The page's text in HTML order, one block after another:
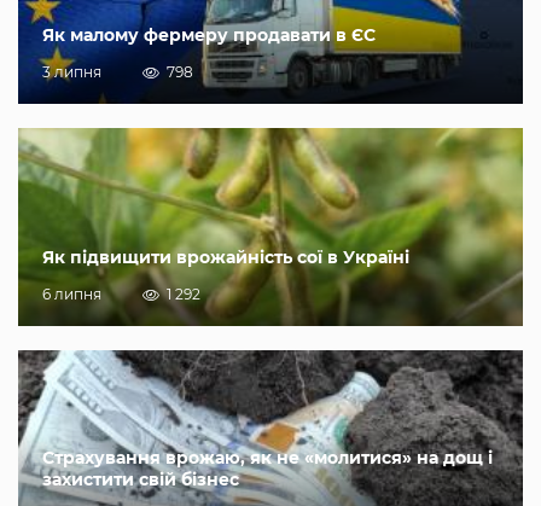
Як малому фермеру продавати в ЄС
3 липня 798
Як підвищити врожайність сої в Україні
6 липня 1 292
Страхування врожаю, як не «молитися» на дощ і
захистити свій бізнес